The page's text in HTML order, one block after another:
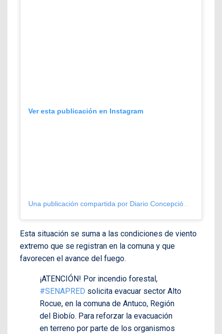
Ver esta publicación en Instagram
Una publicación compartida por Diario Concepción (@diarioconcepcion)
Esta situación se suma a las condiciones de viento
extremo que se registran en la comuna y que
favorecen el avance del fuego.
¡ATENCIÓN! Por incendio forestal,
#SENAPRED solicita evacuar sector Alto
Rocue, en la comuna de Antuco, Región
del Biobío. Para reforzar la evacuación
en terreno por parte de los organismos